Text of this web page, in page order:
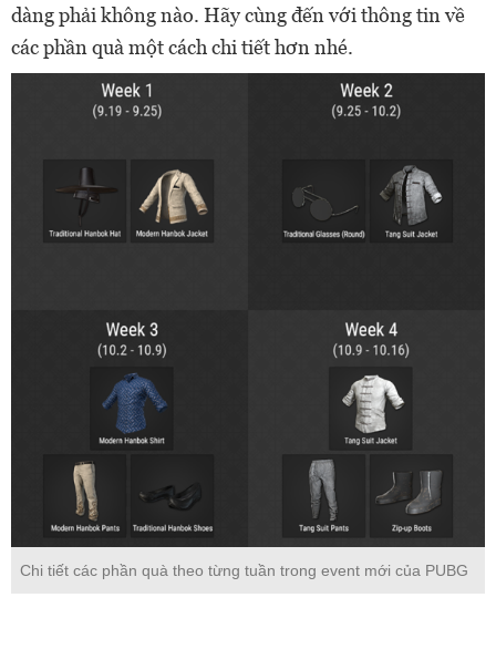
dàng phải không nào. Hãy cùng đến với thông tin về
các phần quà một cách chi tiết hơn nhé.
Chi tiết các phần quà theo từng tuần trong event mới của PUBG